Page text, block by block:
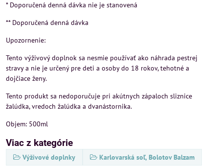
* Doporučená denná dávka nie je stanovená
** Doporučená denná dávka
Upozornenie:
Tento výživový doplnok sa nesmie používať ako náhrada pestrej
stravy a nie je určený pre deti a osoby do 18 rokov, tehotné a
dojčiace ženy.
Tento produkt sa nedoporučuje pri akútnych zápaloch sliznice
žalúdka, vredoch žalúdka a dvanástornika.
Objem: 500ml
Viac z kategórie
Výživové doplnky Karlovarská soľ, Bolotov Balzam